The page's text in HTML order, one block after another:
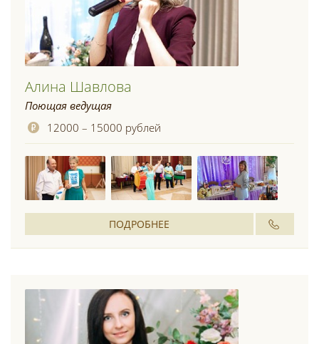
Алина Шавлова
Поющая ведущая
12000 – 15000 рублей
ПОДРОБНЕЕ